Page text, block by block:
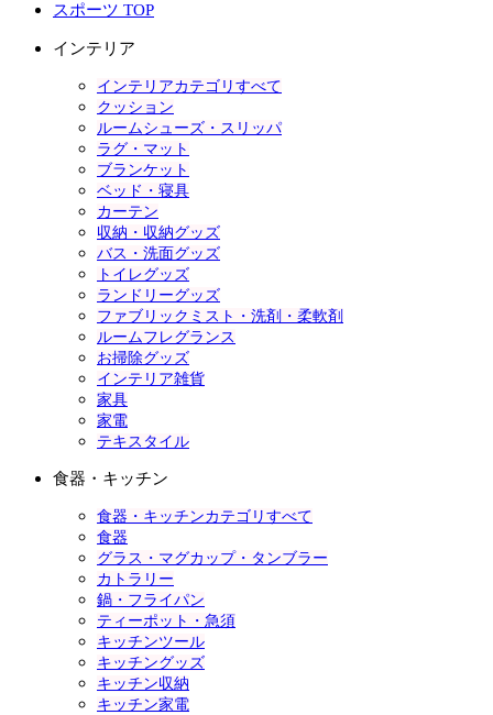
スポーツ TOP
インテリア
インテリアカテゴリすべて
クッション
ルームシューズ・スリッパ
ラグ・マット
ブランケット
ベッド・寝具
カーテン
収納・収納グッズ
バス・洗面グッズ
トイレグッズ
ランドリーグッズ
ファブリックミスト・洗剤・柔軟剤
ルームフレグランス
お掃除グッズ
インテリア雑貨
家具
家電
テキスタイル
食器・キッチン
食器・キッチンカテゴリすべて
食器
グラス・マグカップ・タンブラー
カトラリー
鍋・フライパン
ティーポット・急須
キッチンツール
キッチングッズ
キッチン収納
キッチン家電